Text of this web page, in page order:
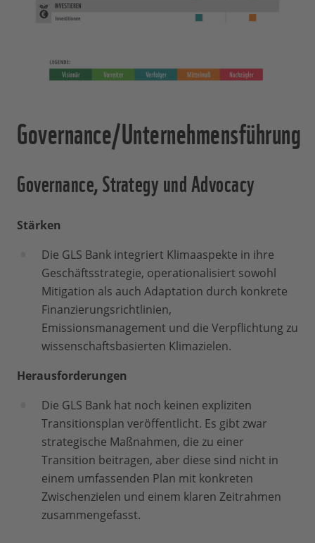
Governance/Unternehmensführung
Governance, Strategy und Advocacy
Stärken
Die GLS Bank integriert Klimaaspekte in ihre
Geschäftsstrategie, operationalisiert sowohl
Mitigation als auch Adaptation durch konkrete
Finanzierungsrichtlinien,
Emissionsmanagement und die Verpflichtung zu
wissenschaftsbasierten Klimazielen.
Herausforderungen
Die GLS Bank hat noch keinen expliziten
Transitionsplan veröffentlicht. Es gibt zwar
strategische Maßnahmen, die zu einer
Transition beitragen, aber diese sind nicht in
einem umfassenden Plan mit konkreten
Zwischenzielen und einem klaren Zeitrahmen
zusammengefasst.